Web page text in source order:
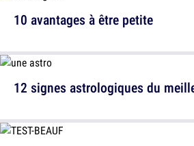
10 avantages à être petite
12 signes astrologiques du